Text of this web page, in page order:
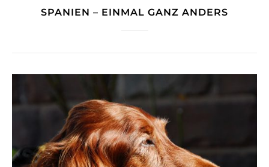
SPANIEN – EINMAL GANZ ANDERS